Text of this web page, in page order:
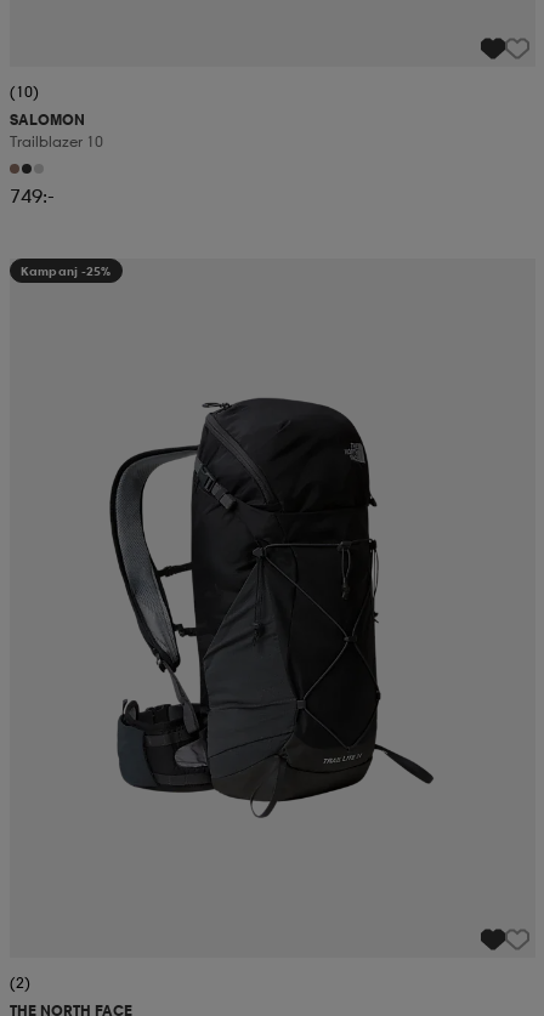
(10)
SALOMON
Trailblazer 10
749:-
Kampanj -25%
(2)
THE NORTH FACE